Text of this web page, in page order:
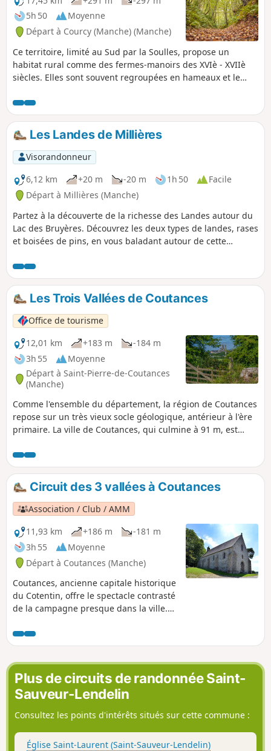
5h 50
Moyenne
Départ à Courcy (Manche) (Manche)
Ce territoire, limité au Sud par la Soulles, propose un
habitat rural comme des fermes-manoirs des XVIè - XVIIè
siècles. Elles sont souvent regroupées en hameaux et le
la ferme. L'eau (la bonne iô) est présente partout sur le
parcours.
Les Landes de Millières
Visorandonneur
6,12 km
+20 m -20 m 1h 50
Facile
Départ à Millières (Manche)
Partez à la découverte de la richesse des Landes autour du
Lac des Bruyères. Découvrez les deux types de landes, rases
et boisées de pins, en vous baladant autour de cette
familles.
Les Trois Vallées de Coutances
Office de tourisme
12,01 km
+183 m
-184 m
3h 55
Moyenne
Départ à Saint-Pierre-de-Coutances
(Manche)
Comme l'ensemble du département, la région de Coutances
repose sur un très vieux socle géologique, antérieur à l'ère
primaire. La ville de Coutances, qui culmine à 91 m, est
Bulsard et le Prépont qui offrent un paysage vallonné
couvert par le bocage.
Circuit des 3 vallées à Coutances
Association / Club / AMM
11,93 km
+186 m
-181 m
3h 55
Moyenne
Départ à Coutances (Manche)
Coutances, ancienne capitale historique
du Cotentin, offre le spectacle contrasté
de la campagne presque dans la ville.
les proches abords de la ville en
cheminant par les 3 vallées qui
l'entourent avec chacune sa rivière un
peu paresseuse. À moitié sur terre et à
moitié sur route ou ruelles, les passages
urbains permettent de découvrir une
petite partie du patrimoine Coutançais
malgré la zone artisanale qui gâche un
peu le plaisir, mais on l'oublie vite.
Plus de circuits de randonnée Saint-
Sauveur-Lendelin
Consultez les points d'intérêts situés sur cette commune :
Église Saint-Laurent (Saint-Sauveur-Lendelin)